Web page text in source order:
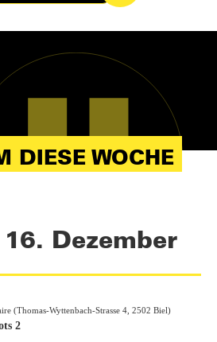
DIESE WOCHE
Dezember
(Thomas-Wyttenbach-Strasse 4, 2502 Biel)
2